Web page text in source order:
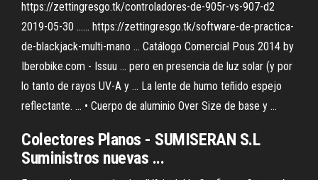
https://zettingresgo.tk/controladores-de-905r-vs-907-d2
2019-05-30 ...... https://zettingresgo.tk/software-de-practica-
de-blackjack-multi-mano ... Catálogo Comercial Pous 2014 by
Iberobike.com - Issuu ... pero en presencia de luz solar (y por
lo tanto de rayos UV-A y ... La lente de humo teñido espejo
reflectante. ... • Cuerpo de aluminio Over Size de base y ...
Colectores Planos - SUMISERAN S.L
Suministros nuevas ...